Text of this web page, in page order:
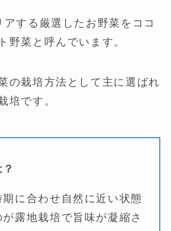
する厳選したお野菜をココ
野菜と呼んでいます。
の栽培方法として主に選ばれ
培です。
に合わせ自然に近い状態
露地栽培で旨味が凝縮さ